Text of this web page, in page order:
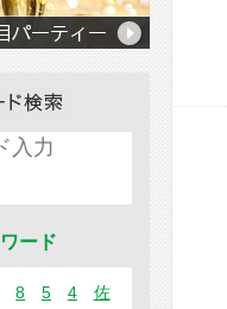
ード
8 5 4
佐